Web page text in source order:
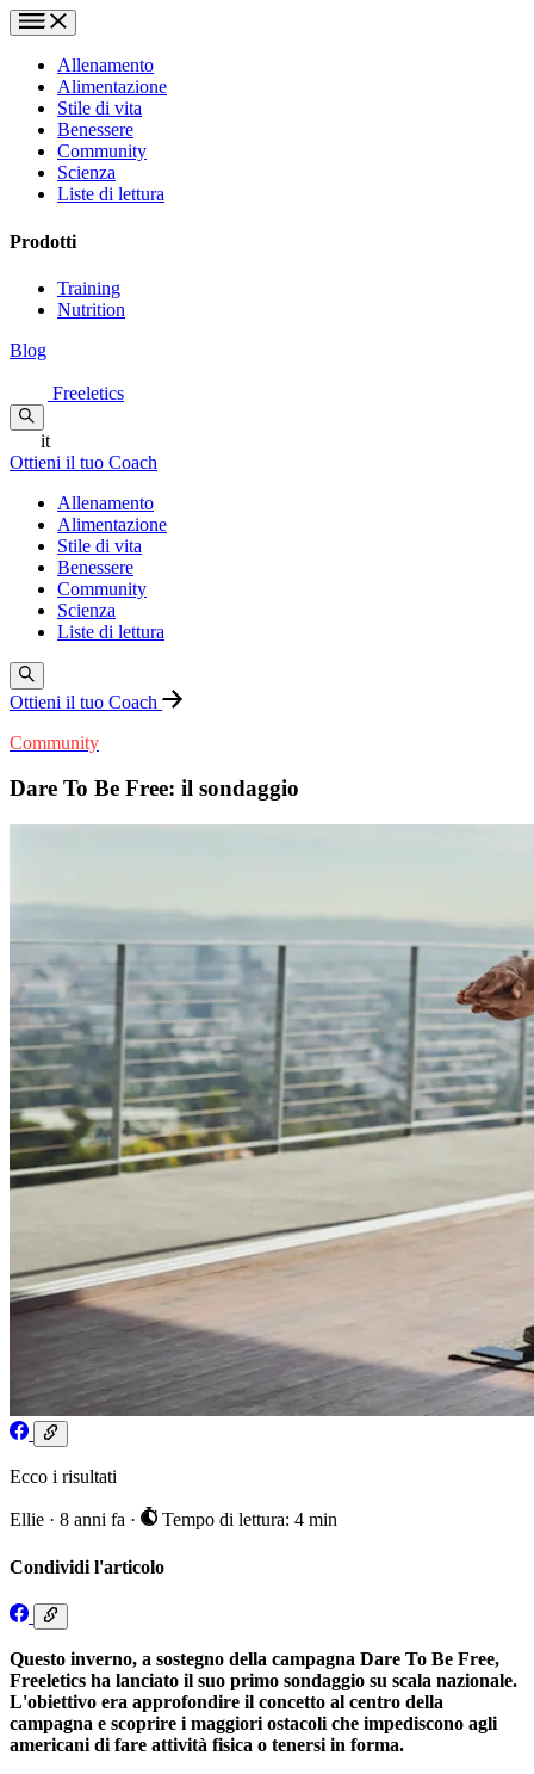
Allenamento
Alimentazione
Stile di vita
Benessere
Community
Scienza
Liste di lettura
Prodotti
Training
Nutrition
Blog
Freeletics
it
Ottieni il tuo Coach
Allenamento
Alimentazione
Stile di vita
Benessere
Community
Scienza
Liste di lettura
Ottieni il tuo Coach
Community
Dare To Be Free: il sondaggio
Ecco i risultati
Ellie · 8 anni fa · Tempo di lettura: 4 min
Condividi l'articolo
Questo inverno, a sostegno della campagna Dare To Be Free,
Freeletics ha lanciato il suo primo sondaggio su scala nazionale.
L'obiettivo era approfondire il concetto al centro della
campagna e scoprire i maggiori ostacoli che impediscono agli
americani di fare attività fisica o tenersi in forma.